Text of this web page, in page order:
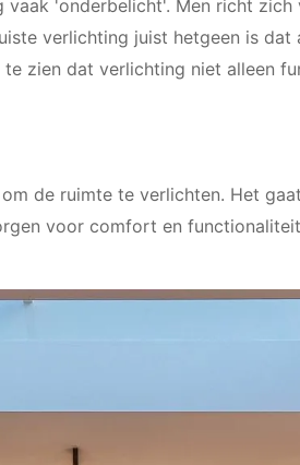
'onderbelicht'. Men richt
verlichting juist hetgeen is dat
zien dat verlichting niet alleen
de ruimte te verlichten. Het
voor comfort en